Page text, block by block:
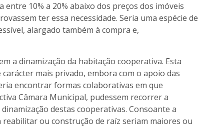
10% a 20% abaixo dos preços dos imóveis
ter essa necessidade. Seria uma espécie de
alargado também à compra e,
a dinamização da habitação cooperativa. Esta
mais privado, embora com o apoio das
encontrar formas colaborativas em que
Câmara Municipal, pudessem recorrer a
destas cooperativas. Consoante a
reabilitar ou construção de raíz seriam maiores ou